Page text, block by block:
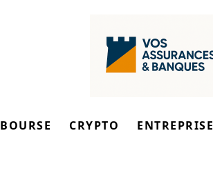
BOURSE CRYPTO ENTREPRISE